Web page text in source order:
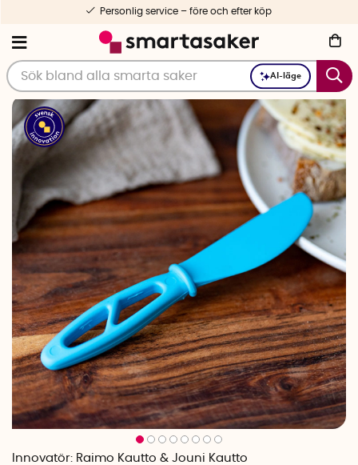
AI-läge
Personlig service – före och efter köp
Innovatör: Raimo Kautto & Jouni Kautto